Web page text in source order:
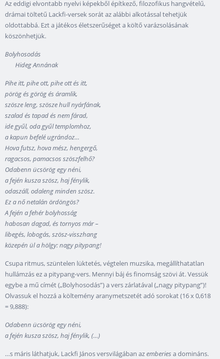
Az eddigi elvontabb nyelvi képekből építkező, filozofikus hangvételű,
drámai töltetű Lackfi-versek sorát az alábbi alkotással tehetjük
oldottabbá. Ezt a játékos életszerűséget a költő varázsolásának
köszönhetjük.
Bolyhosodás
Hideg Annának
Pihe itt, pihe ott, pihe ott és itt,
pörög és görög és áramlik,
szösze leng, szösze hull nyárfának,
szalad és tapad és nem fárad,
ide gyűl, oda gyűl templomhoz,
a kapun befelé ugrándoz…
Hova futsz, hova mész, hengergő,
ragacsos, pamacsos szöszfelhő?
Odabenn ücsörög egy néni,
a fején kusza szösz, haj fénylik,
odaszáll, odaleng minden szösz.
Ez a nő netalán ördöngös?
A fején a fehér bolyhosság
habosan dagad, és tornyos már –
libegés, lobogás, szösz-visszhang
közepén ül a hölgy: nagy pitypang!
Csupa ritmus, szüntelen lüktetés, végtelen muzsika, megállíthatatlan
hullámzás ez a pitypang-vers. Mennyi báj és finomság szövi át. Vessük
egybe a mű címét („Bolyhosodás”) a vers zárlatával („nagy pitypang”)!
Olvassuk el hozzá a költemény aranymetszetét adó sorokat (16 x 0,618
= 9,888):
Odabenn ücsörög egy néni,
a fején kusza szösz, haj fénylik, (…)
…s máris láthatjuk, Lackfi János versvilágában azemberies a domináns.